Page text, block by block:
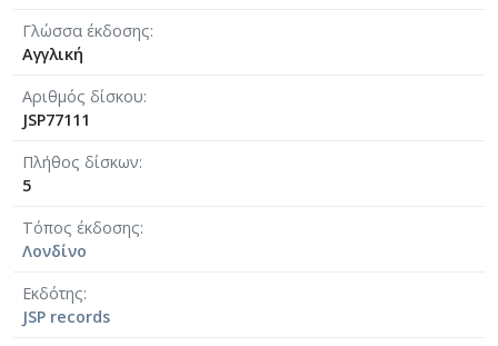
Γλώσσα έκδοσης
Αγγλική
Αριθμός δίσκου
JSP77111
Πλήθος δίσκων
5
Τόπος έκδοσης
Λονδίνο
Εκδότης
JSP records